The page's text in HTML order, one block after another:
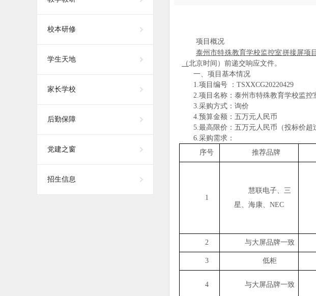
校本研修
学生天地
家长学校
后勤保障
党建之窗
招生信息
项目概况
泰州市特殊教育学校监控室拼接屏项
（北京时间）前递交响应文件。
一、项目基本情况
1.项目编号 ： TSXXCG20220429
2.项目名称： 泰州市特殊教育学校监控
3.采购方式：询价
4.预算金额：五万元人民币
5.最高限价：五万元人民币（投标价超
6.采购需求：
序号
推荐品牌
1
慧联电子、三
星、海康、NEC
2 与大屏品牌一致
3 低柜
4 与大屏品牌一致